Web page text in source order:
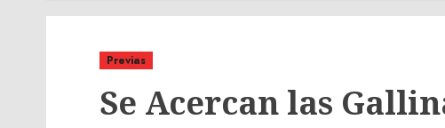
Previas
Se Acercan las